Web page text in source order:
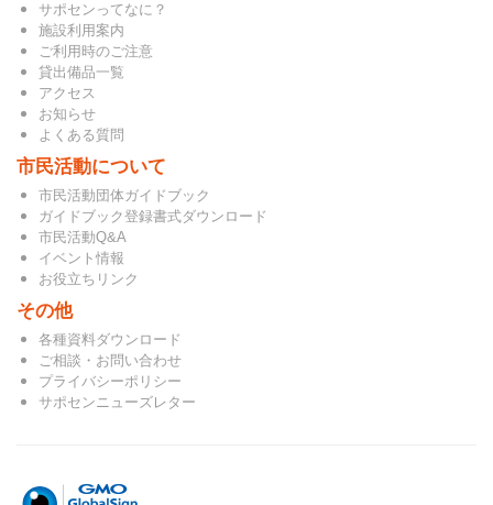
サポセンってなに？
施設利用案内
ご利用時のご注意
貸出備品一覧
アクセス
お知らせ
よくある質問
市民活動について
市民活動団体ガイドブック
ガイドブック登録書式ダウンロード
市民活動Q&A
イベント情報
お役立ちリンク
その他
各種資料ダウンロード
ご相談・お問い合わせ
プライバシーポリシー
サポセンニューズレター